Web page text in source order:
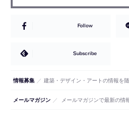
Follow
Subscribe
情報募集 ／ 建築・デザイン・アートの情報を
メールマガジン ／ メールマガジンで最新の情